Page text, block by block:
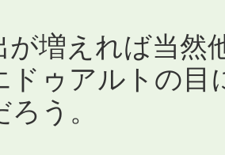
増えれば当然
ドゥアルトの目
う。